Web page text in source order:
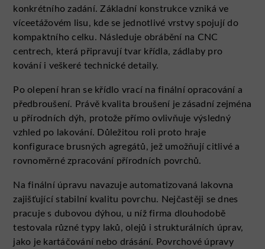
konkrétního zadání. Základní konstrukce vzniká ve
víceetážovém lisu, kde se jednotlivé vrstvy spojují do
kompaktního celku. Následuje obrábění na CNC
centrech, která připravují tvar křídla, zádlaby pro
kování i veškeré technické detaily.
Po olepení hran se křídlo vrací na finální opracování a
předbroušení. Právě kvalita broušení je zásadní zejména
u přírodních dýh, protože přímo ovlivňuje výsledný
vzhled po lakování. Důležitou roli proto hraje
konfigurace brusných agregátů, jež umožňují citlivé a
rovnoměrné zpracování přírodních povrchů.
Na finální úpravu navazuje automatizovaná lakovna
zajišťující stabilní kvalitu povrchu. Nejčastěji se dnes
pracuje s dubovou dýhou, u níž firma dlouhodobě
testovala různé typy laků, olejů i strukturálních úprav,
jako je kartáčování nebo drásání. Povrchové úpravy